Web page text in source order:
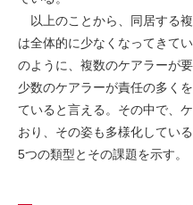
以上のことから、同居する
は全体的に少なくなってきて
のように、複数のケアラーが
少数のケアラーが責任の多く
ていると言える。その中で、
おり、その姿も多様化してい
5つの類型とその課題を示す。